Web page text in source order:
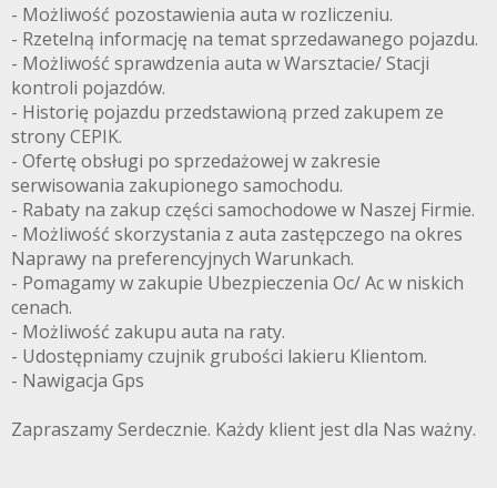
- Możliwość pozostawienia auta w rozliczeniu.
- Rzetelną informację na temat sprzedawanego pojazdu.
- Możliwość sprawdzenia auta w Warsztacie/ Stacji
kontroli pojazdów.
- Historię pojazdu przedstawioną przed zakupem ze
strony CEPIK.
- Ofertę obsługi po sprzedażowej w zakresie
serwisowania zakupionego samochodu.
- Rabaty na zakup części samochodowe w Naszej Firmie.
- Możliwość skorzystania z auta zastępczego na okres
Naprawy na preferencyjnych Warunkach.
- Pomagamy w zakupie Ubezpieczenia Oc/ Ac w niskich
cenach.
- Możliwość zakupu auta na raty.
- Udostępniamy czujnik grubości lakieru Klientom.
- Nawigacja Gps
Zapraszamy Serdecznie. Każdy klient jest dla Nas ważny.